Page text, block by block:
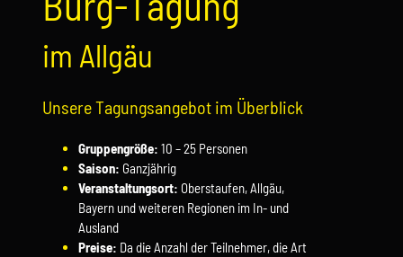
im Allgäu
Unsere Tagungsangebot im Überblick
Gruppengröße: 10 – 25 Personen
Saison: Ganzjährig
Veranstaltungsort: Oberstaufen, Allgäu,
Bayern und weiteren Regionen im In- und
Ausland
Preise: Da die Anzahl der Teilnehmer, die Art